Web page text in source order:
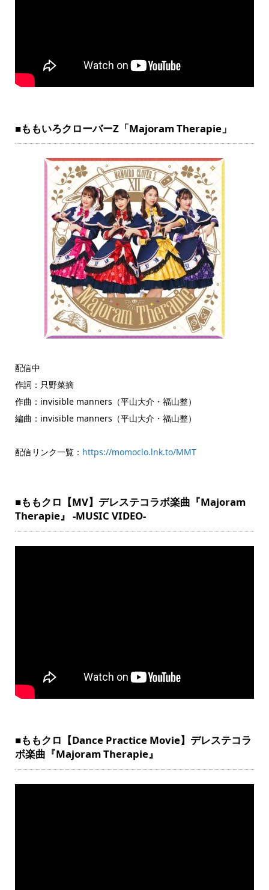
■ももいろクローバーZ「Majoram Therapie」
配信中
作詞：只野菜摘
作曲：invisible manners（平山大介・福山整）
編曲：invisible manners（平山大介・福山整）
配信リンク一覧： https://momoclo.lnk.to/MMT
■ももクロ【MV】デレステコラボ楽曲『Majoram
Therapie』 -MUSIC VIDEO-
■ももクロ【Dance Practice Movie】デレステコラ
ボ楽曲『Majoram Therapie』